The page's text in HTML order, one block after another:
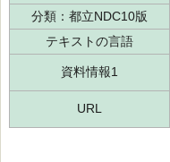
分類：都立NDC10版
テキストの言語
資料情報1
URL